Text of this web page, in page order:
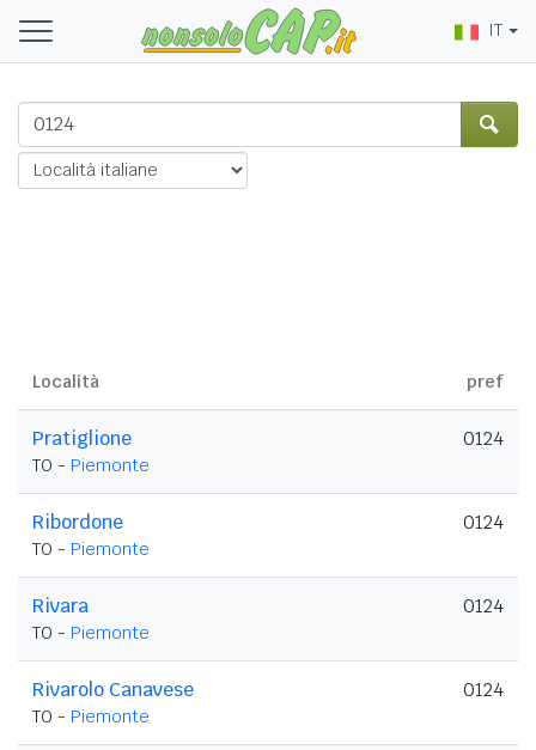
IT
Località pref
Pratiglione
TO - Piemonte
0124
Ribordone
TO - Piemonte
0124
Rivara
TO - Piemonte
0124
Rivarolo Canavese
TO - Piemonte
0124